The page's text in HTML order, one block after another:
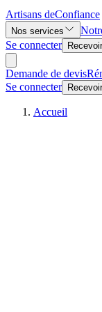
Artisans deConfiance
Nos services
Se connecter
Demande de devis
Se connecter
Accueil